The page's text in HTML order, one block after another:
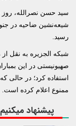
شیعه‌نشین ضاحیه در
رسید.
شبکه الجزیره به نقل از
استفاده کرد؛ در حالی
ممنوع اعلام کرده است.
پیشنهاد